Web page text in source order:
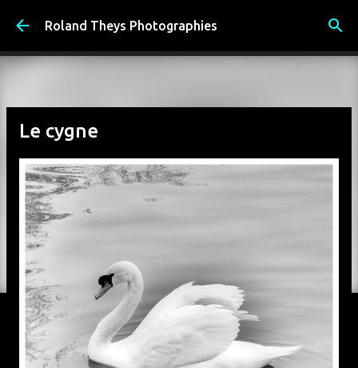
Accéder au contenu principal
Roland Theys Photographies
Le cygne